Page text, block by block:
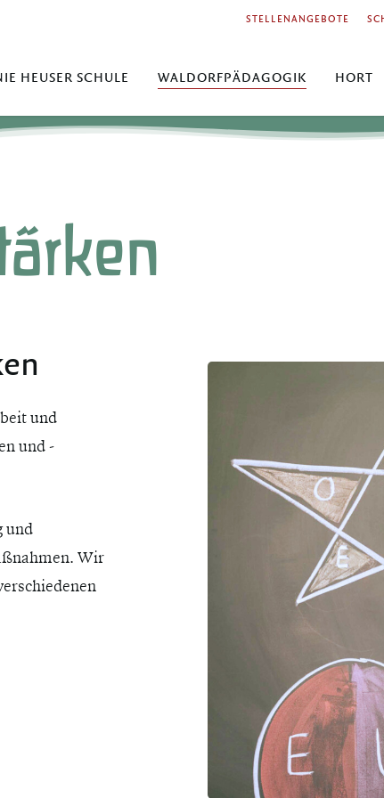
STELLENANGEBOTE
HEUSER SCHULE WALDORFPÄDAGOGIK HORT
und
und -
und
Wir